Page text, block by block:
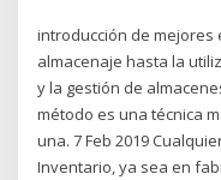
introducción de
almacenaje hasta la
y la gestión de
método es una técnica
una. 7 Feb 2019
Inventario, ya sea en